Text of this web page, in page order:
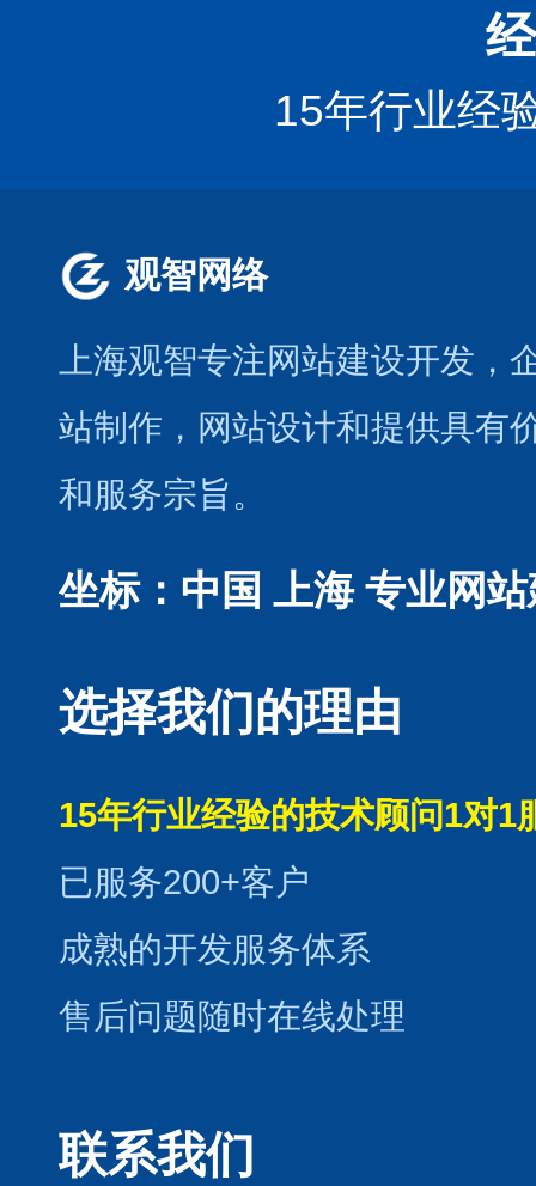
15年行业经
观智网络
上海观智专注网站建设开发 ，
站制作 ， 网站设计和提供具有
和服务宗旨。
坐标：中国 上海 专业网
选择我们的理由
15年行业经验的技术顾问1对1
已服务200+客户
成熟的开发服务体系
售后问题随时在线处理
联系我们